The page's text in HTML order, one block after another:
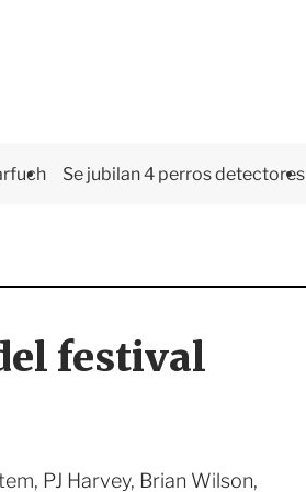
Se jubilan 4 perros detectores
festival
PJ Harvey, Brian Wilson,